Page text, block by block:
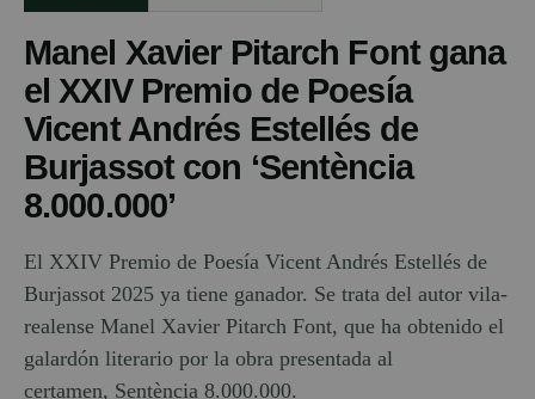
Manel Xavier Pitarch Font gana
el XXIV Premio de Poesía
Vicent Andrés Estellés de
Burjassot con ‘Sentència
8.000.000’
El XXIV Premio de Poesía Vicent Andrés Estellés de
Burjassot 2025 ya tiene ganador. Se trata del autor vila-
realense Manel Xavier Pitarch Font, que ha obtenido el
galardón literario por la obra presentada al
certamen, Sentència 8.000.000.